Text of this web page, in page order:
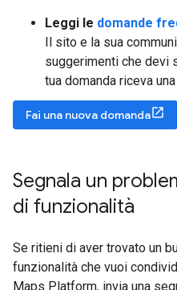
Leggi le domande
Il sito e la sua
suggerimenti che devi
tua domanda riceva
Fai una nuova domanda
Segnala un
di funzionalità
Se ritieni di aver trovato un
funzionalità che vuoi
Maps Platform, invia una